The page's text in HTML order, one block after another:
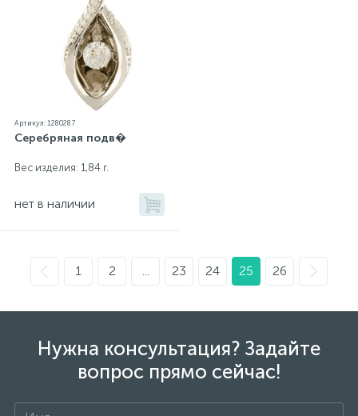
Артикул: 1280287
Серебряная подв�
Вес изделия: 1,84 г.
нет в наличии
1 2 ... 23 24 25 26
Нужна консультация? Задайте
вопрос прямо сейчас!